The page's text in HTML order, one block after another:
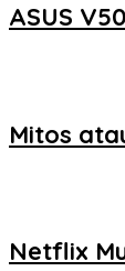
ASUS
Mitos
Netflix